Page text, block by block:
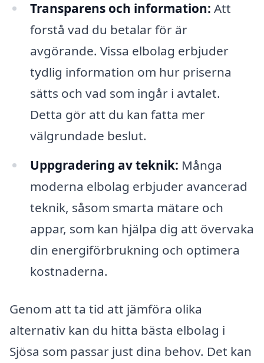
Transparens och information: Att
forstå vad du betalar för är
avgörande. Vissa elbolag erbjuder
tydlig information om hur priserna
sätts och vad som ingår i avtalet.
Detta gör att du kan fatta mer
välgrundade beslut.
Uppgradering av teknik: Många
moderna elbolag erbjuder avancerad
teknik, såsom smarta mätare och
appar, som kan hjälpa dig att övervaka
din energiförbrukning och optimera
kostnaderna.
Genom att ta tid att jämföra olika
alternativ kan du hitta bästa elbolag i
Sjösa som passar just dina behov. Det kan